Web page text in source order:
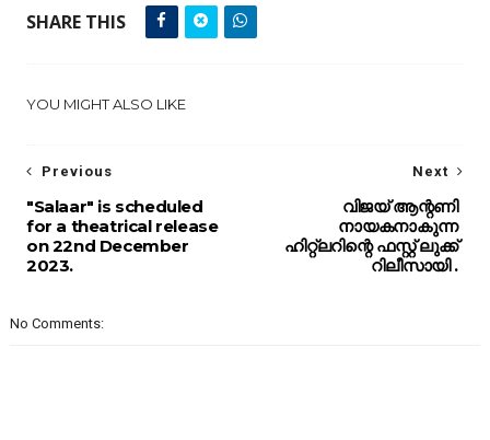
SHARE THIS
YOU MIGHT ALSO LIKE
Next
വിജയ് ആന്റണി
നായകനാകുന്ന
ഹിറ്റ്‌ലറിന്റെ ഫസ്റ്റ് ലുക്ക്
റിലീസായി .
Previous
"Salaar" is scheduled
for a theatrical release
on 22nd December
2023.
No Comments: